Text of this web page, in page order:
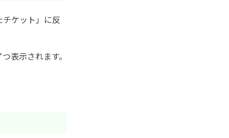
ケット」に反
表示されます。